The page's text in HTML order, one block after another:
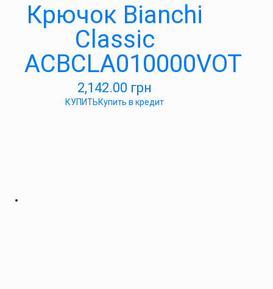
Крючок Bianchi
Classic
ACBCLA010000VOT
2,142.00 грн
КУПИТЬКупить в кредит